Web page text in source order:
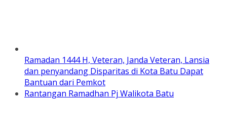
Ramadan 1444 H, Veteran, Janda Veteran, Lansia
dan penyandang Disparitas di Kota Batu Dapat
Bantuan dari Pemkot
Rantangan Ramadhan Pj Walikota Batu